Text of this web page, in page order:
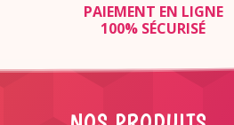
PAIEMENT EN LIGNE
100% SÉCURISÉ